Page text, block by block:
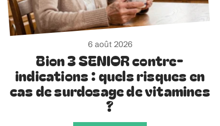
6 août 2026
Bion 3 SENIOR contre-
indications : quels risques en
cas de surdosage de vitamines
?